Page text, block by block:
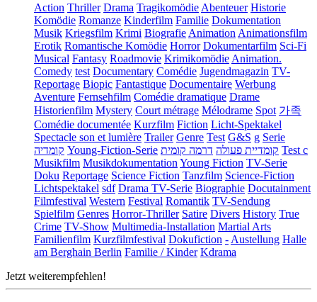
Action Thriller Drama Tragikomödie Abenteuer Historie
Komödie Romanze Kinderfilm Familie Dokumentation
Musik Kriegsfilm Krimi Biografie Animation Animationsfilm
Erotik Romantische Komödie Horror Dokumentarfilm Sci-Fi
Musical Fantasy Roadmovie Krimikomödie Animation.
Comedy test Documentary Comédie Jugendmagazin TV-
Reportage Biopic Fantastique Documentaire Werbung
Aventure Fernsehfilm Comédie dramatique Drame
Historienfilm Mystery Court métrage Mélodrame Spot 가족
Comédie documentée Kurzfilm Fiction Licht-Spektakel
Spectacle son et lumière Trailer Genre Test G&S g Serie
קומדיה Young-Fiction-Serie קומדיית פעולה דרמה קומית
Test c
Musikfilm Musikdokumentation Young Fiction TV-Serie
Doku Reportage Science Fiction Tanzfilm Science-Fiction
Lichtspektakel sdf Drama TV-Serie Biographie Docutainment
Filmfestival Western Festival Romantik TV-Sendung
Spielfilm Genres Horror-Thriller Satire Divers History True
Crime TV-Show Multimedia-Installation Martial Arts
Familienfilm Kurzfilmfestival Dokufiction - Austellung Halle
am Berghain Berlin Familie / Kinder Kdrama
Jetzt weiterempfehlen!